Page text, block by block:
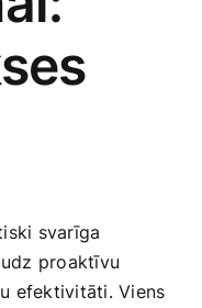
svarīga
proaktīvu
efektivitāti. Viens